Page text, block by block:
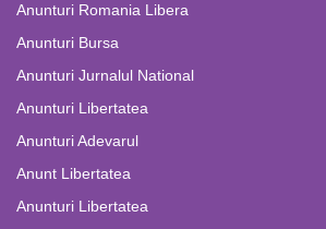
Anunturi Romania Libera
Anunturi Bursa
Anunturi Jurnalul National
Anunturi Libertatea
Anunturi Adevarul
Anunt Libertatea
Anunturi Libertatea